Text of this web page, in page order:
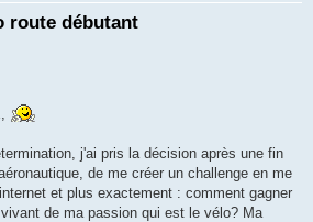
route débutant
j'ai pris la décision après une fin
de me créer un challenge en me
et plus exactement : comment gagner
de ma passion qui est le vélo? Ma